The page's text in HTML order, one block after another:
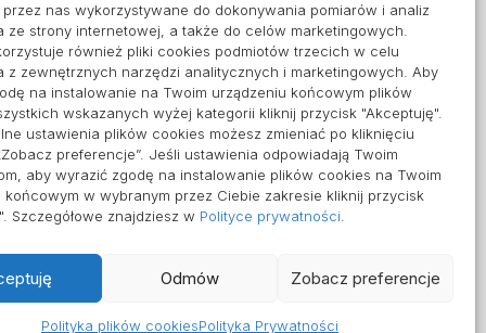
nas wykorzystywane do dokonywania pomiarów i analiz
ze strony internetowej, a także do celów marketingowych.
również pliki cookies podmiotów trzecich w celu
z zewnętrznych narzędzi analitycznych i marketingowych. Aby
na instalowanie na Twoim urządzeniu końcowym plików
wskazanych wyżej kategorii kliknij przycisk "Akceptuję".
ustawienia plików cookies możesz zmieniać po kliknięciu
preferencje”. Jeśli ustawienia odpowiadają Twoim
aby wyrazić zgodę na instalowanie plików cookies na Twoim
końcowym w wybranym przez Ciebie zakresie kliknij przycisk
Szczegółowe znajdziesz w Polityce prywatności
Odmów Zobacz preferencje
Polityka plików cookiesPolityka Prywatności